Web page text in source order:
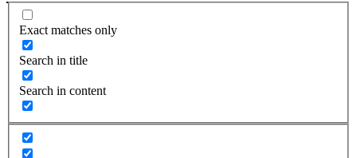
Exact matches only
Search in title
Search in content